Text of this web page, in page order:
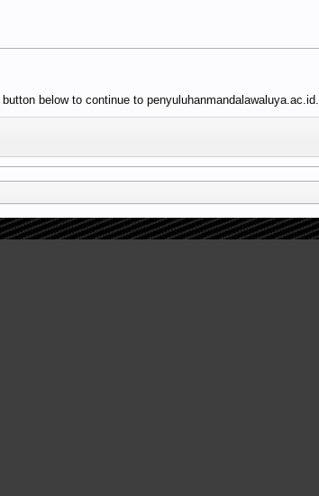
below to continue to penyuluhanmandalawaluya.ac.id.